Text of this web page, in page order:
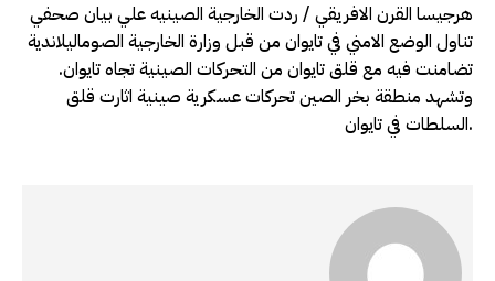
هرجيسا القرن الافريقي / ردت الخارجية الصينيه علي بيان صحفي
تناول الوضع الامني في تايوان من قبل وزارة الخارجية الصوماليلاندية
تضامنت فيه مع قلق تايوان من التحركات الصينية تجاه تايوان.
وتشهد منطقة بخر الصين تحركات عسكرية صينية اثارت قلق
السلطات في تايوان.